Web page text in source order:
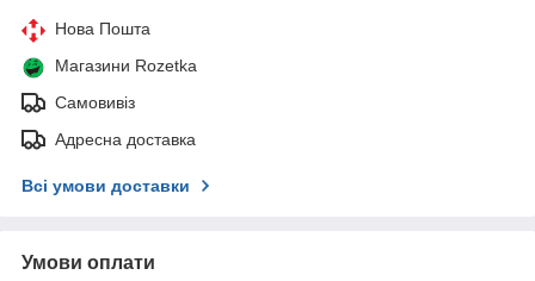
Нова Пошта
Магазини Rozetka
Самовивіз
Адресна доставка
Всі умови доставки
Умови оплати